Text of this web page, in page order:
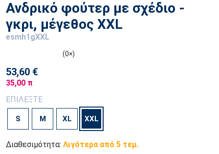
Ανδρικό φούτερ με σχέδιο -
γκρι, μέγεθος XXL
esmh1gXXL
(0×)
53,60 €
35,00 π
ΕΠΙΛΕΞΤΕ
S M XL XXL
Διαθεσιμότητα: Λιγότερα από 5 τεμ.